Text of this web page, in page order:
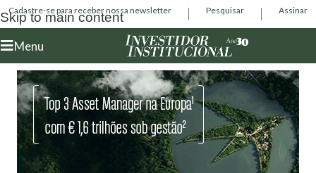
Skip to main content
Cadastre-se para receber nossa newsletter Pesquisar Assinar
Menu